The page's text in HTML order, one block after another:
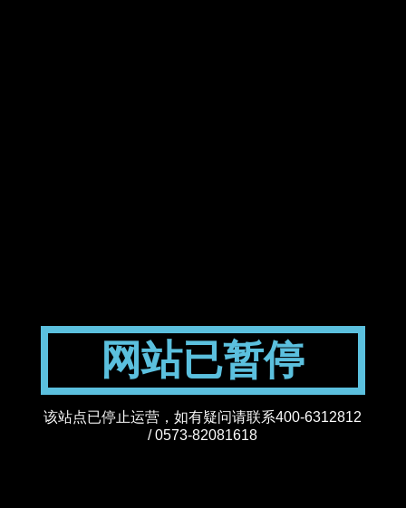
网站已暂停
该站点已停止运营，如有疑问请联系400-6312812
/ 0573-82081618